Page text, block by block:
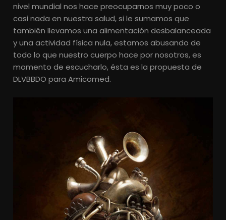
nivel mundial nos hace preocuparnos muy poco o
casi nada en nuestra salud, si le sumamos que
también llevamos una alimentación desbalanceada
y una actividad física nula, estamos abusando de
todo lo que nuestro cuerpo hace por nosotros, es
momento de escucharlo, ésta es la propuesta de
DLVBBDO para Amicomed.